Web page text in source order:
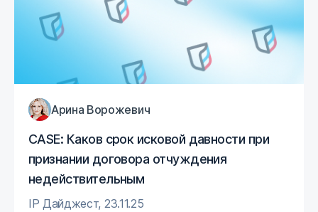
CASE: Каков срок исковой давности при
признании договора отчуждения
недействительным
Арина Ворожевич
IP Дайджест, 23.11.25